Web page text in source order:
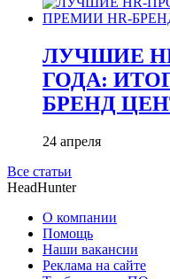
ЛУЧШИЕ
ГОДА:
БРЕНД
24 апреля
Все статьи
HeadHunter
О компании
Помощь
Наши вакансии
Реклама на сайте